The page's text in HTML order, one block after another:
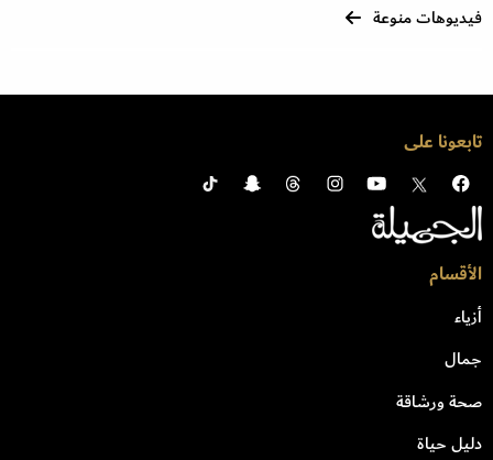
فيديوهات منوعة
تابعونا على
الأقسام
أزياء
جمال
صحة ورشاقة
دليل حياة